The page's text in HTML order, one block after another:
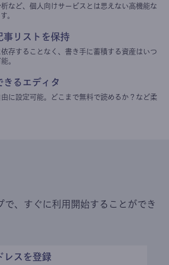
など、個人向けサービスとは思えない高機能な
。
事リストを保持
存することなく、書き手に蓄積する資産はいつ
。
きるエディタ
に設定可能。どこまで無料で読めるか？など柔
で、すぐに利用開始することができ
レスを登録